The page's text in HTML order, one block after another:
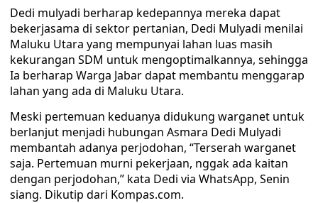
Dedi mulyadi berharap kedepannya mereka dapat
bekerjasama di sektor pertanian, Dedi Mulyadi menilai
Maluku Utara yang mempunyai lahan luas masih
kekurangan SDM untuk mengoptimalkannya, sehingga
Ia berharap Warga Jabar dapat membantu menggarap
lahan yang ada di Maluku Utara.
Meski pertemuan keduanya didukung warganet untuk
berlanjut menjadi hubungan Asmara Dedi Mulyadi
membantah adanya perjodohan, “Terserah warganet
saja. Pertemuan murni pekerjaan, nggak ada kaitan
dengan perjodohan,” kata Dedi via WhatsApp, Senin
siang. Dikutip dari Kompas.com.